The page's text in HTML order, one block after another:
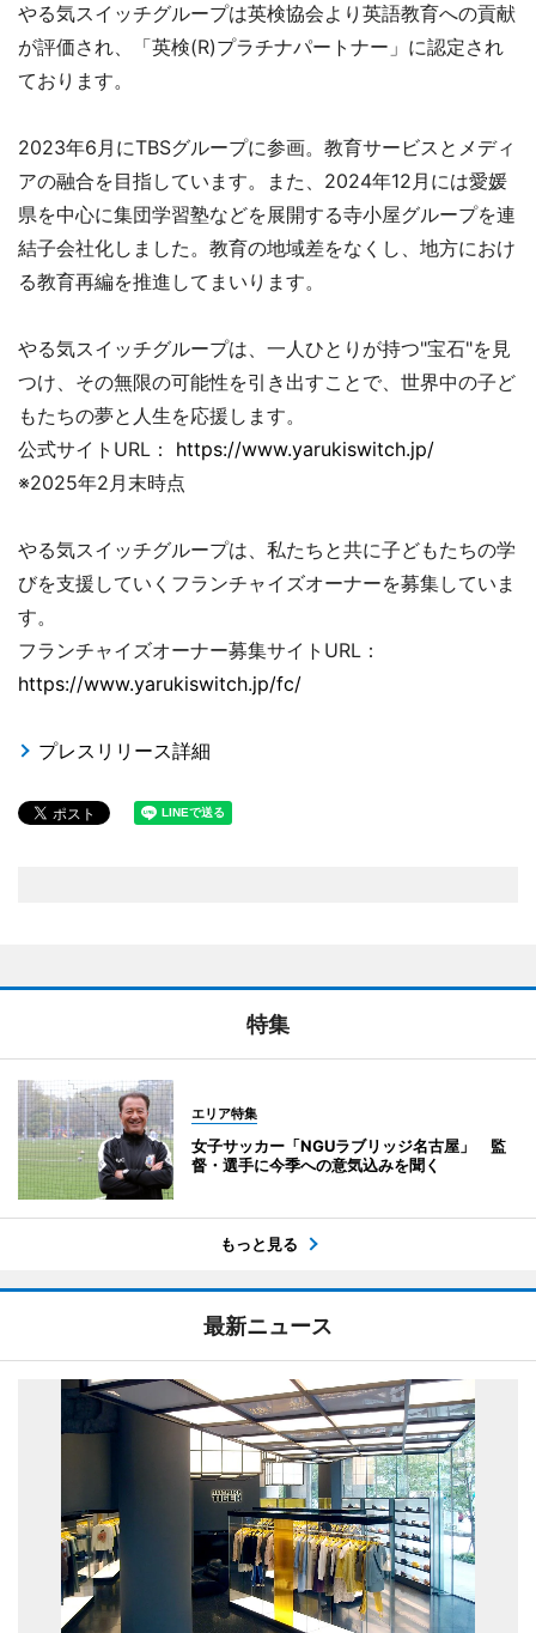
やる気スイッチグループは英検協会より英語教育への貢献
が評価され、「英検(R)プラチナパートナー」に認定され
ております。
2023年6月にTBSグループに参画。教育サービスとメディ
アの融合を目指しています。また、2024年12月には愛媛
県を中心に集団学習塾などを展開する寺小屋グループを連
結子会社化しました。教育の地域差をなくし、地方におけ
る教育再編を推進してまいります。
やる気スイッチグループは、一人ひとりが持つ"宝石"を見
つけ、その無限の可能性を引き出すことで、世界中の子ど
もたちの夢と人生を応援します。
公式サイトURL： https://www.yarukiswitch.jp/
※2025年2月末時点
やる気スイッチグループは、私たちと共に子どもたちの学
びを支援していくフランチャイズオーナーを募集していま
す。
フランチャイズオーナー募集サイトURL：
https://www.yarukiswitch.jp/fc/
プレスリリース詳細
特集
エリア特集
女子サッカー「NGUラブリッジ名古屋」 監
督・選手に今季への意気込みを聞く
もっと見る
最新ニュース